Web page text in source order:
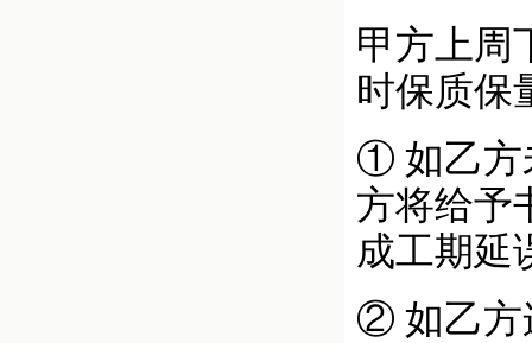
甲方上周
时保质保
① 如乙方
方将给予
成工期延
② 如乙方